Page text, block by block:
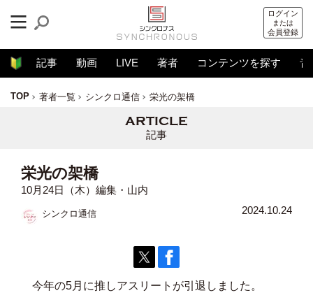
ログイン
または
会員登録
記事 動画 LIVE 著者 コンテンツを探す 音
TOP 著者一覧 シンクロ通信 栄光の架橋
記事
栄光の架橋
10月24日（木）編集・山内
シンクロ通信 2024.10.24
今年の5月に推しアスリートが引退しました。